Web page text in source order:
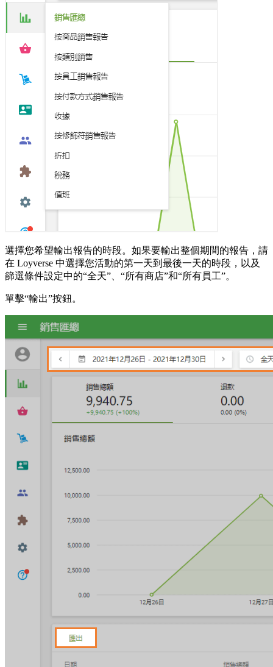
選擇您希望輸出報告的時段。如果要輸出整個期間的報告，請
在 Loyverse 中選擇您活動的第一天到最後一天的時段，以及
篩選條件設定中的“全天”、“所有商店”和“所有員工”。
單擊“輸出”按鈕。